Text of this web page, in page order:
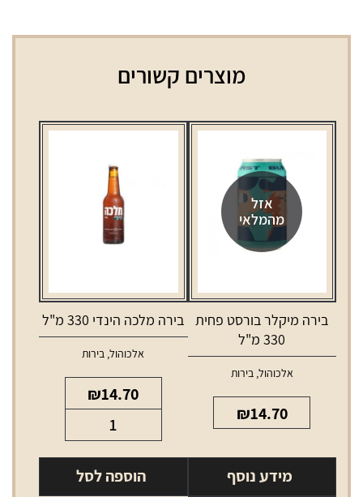
מוצרים קשורים
אזל
מהמלאי
בירה מיקלר בורסט פחית
330 מ"ל
אלכוהול,בירות
₪14.70
מידע נוסף
בירה מלכה הינדי 330 מ"ל
אלכוהול, בירות
₪14.70
של
בירה
מלכה
הוספה לסל